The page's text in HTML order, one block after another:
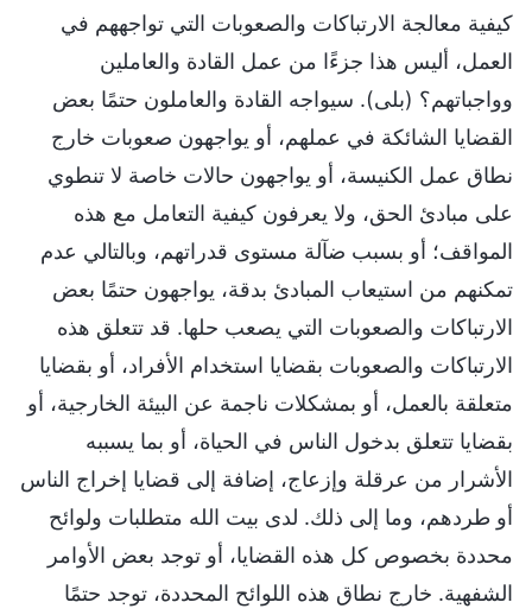
كيفية معالجة الارتباكات والصعوبات التي تواجههم في
العمل، أليس هذا جزءًا من عمل القادة والعاملين
وواجباتهم؟ (بلى). سيواجه القادة والعاملون حتمًا بعض
القضايا الشائكة في عملهم، أو يواجهون صعوبات خارج
نطاق عمل الكنيسة، أو يواجهون حالات خاصة لا تنطوي
على مبادئ الحق، ولا يعرفون كيفية التعامل مع هذه
المواقف؛ أو بسبب ضآلة مستوى قدراتهم، وبالتالي عدم
تمكنهم من استيعاب المبادئ بدقة، يواجهون حتمًا بعض
الارتباكات والصعوبات التي يصعب حلها. قد تتعلق هذه
الارتباكات والصعوبات بقضايا استخدام الأفراد، أو بقضايا
متعلقة بالعمل، أو بمشكلات ناجمة عن البيئة الخارجية، أو
بقضايا تتعلق بدخول الناس في الحياة، أو بما يسببه
الأشرار من عرقلة وإزعاج، إضافة إلى قضايا إخراج الناس
أو طردهم، وما إلى ذلك. لدى بيت الله متطلبات ولوائح
محددة بخصوص كل هذه القضايا، أو توجد بعض الأوامر
الشفهية. خارج نطاق هذه اللوائح المحددة، توجد حتمًا